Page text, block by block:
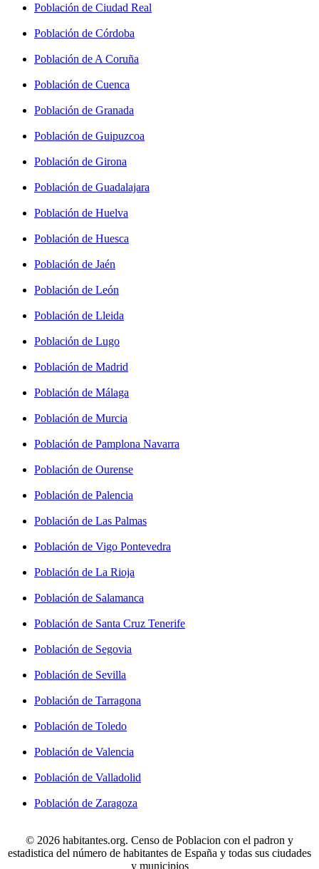
Población de Ciudad Real
Población de Córdoba
Población de A Coruña
Población de Cuenca
Población de Granada
Población de Guipuzcoa
Población de Girona
Población de Guadalajara
Población de Huelva
Población de Huesca
Población de Jaén
Población de León
Población de Lleida
Población de Lugo
Población de Madrid
Población de Málaga
Población de Murcia
Población de Pamplona Navarra
Población de Ourense
Población de Palencia
Población de Las Palmas
Población de Vigo Pontevedra
Población de La Rioja
Población de Salamanca
Población de Santa Cruz Tenerife
Población de Segovia
Población de Sevilla
Población de Tarragona
Población de Toledo
Población de Valencia
Población de Valladolid
Población de Zaragoza
© 2026 habitantes.org. Censo de Poblacion con el padron y
estadistica del número de habitantes de España y todas sus ciudades
y municipios